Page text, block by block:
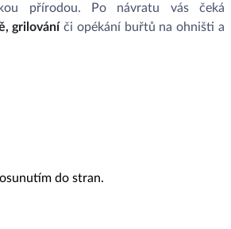
přírodou. Po návratu vás čeká
grilováníči opékání buřtů na ohništi a
do stran.